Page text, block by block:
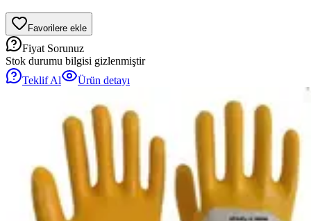
Favorilere ekle
Fiyat Sorunuz
Stok durumu bilgisi gizlenmiştir
Teklif Al
Ürün detayı